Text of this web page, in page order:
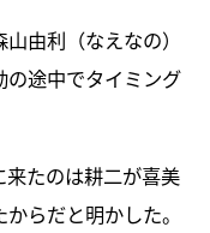
由利（なえなの）
の途中でタイミング
たのは耕二が喜美
らだと明かした。